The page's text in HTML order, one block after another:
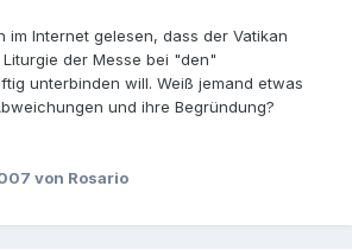
im Internet gelesen, dass der Vatikan
der Messe bei "den"
unterbinden will. Weiß jemand etwas
und ihre Begründung?
von Rosario